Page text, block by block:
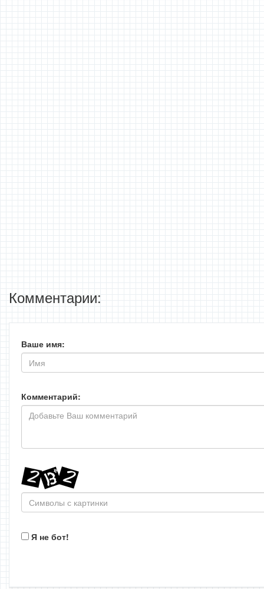
Комментарии:
Ваше имя:
Комментарий:
Я не бот!